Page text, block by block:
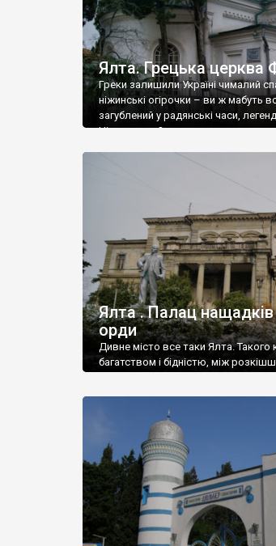
Ялта. Грецька церква
Греки залишили Україні чималий
ніжинські огірочки – ви ж мабуть
загублений у радянські часи,
Ніжин греки?
Ялта . Палац
орди
Дивне місто все таки Ялта. Такого
багатством і бідністю, між